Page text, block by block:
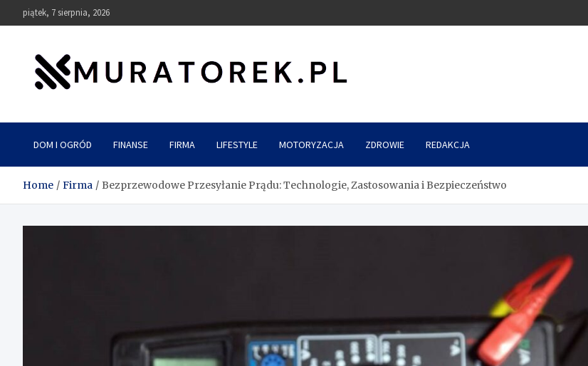
to
piątek, 7 sierpnia, 2026
muratorek.pl
DOM I OGRÓD FINANSE FIRMA LIFESTYLE MOTORYZACJA ZDROWIE REDAKCJA
Home Firma Bezprzewodowe Przesyłanie Prądu: Technologie, Zastosowania i Bezpieczeństwo